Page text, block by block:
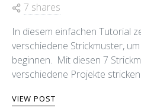
7 shares
In diesem einfachen Tutorial
verschiedene Strickmuster,
beginnen. Mit diesen 7
verschiedene Projekte
VIEW POST